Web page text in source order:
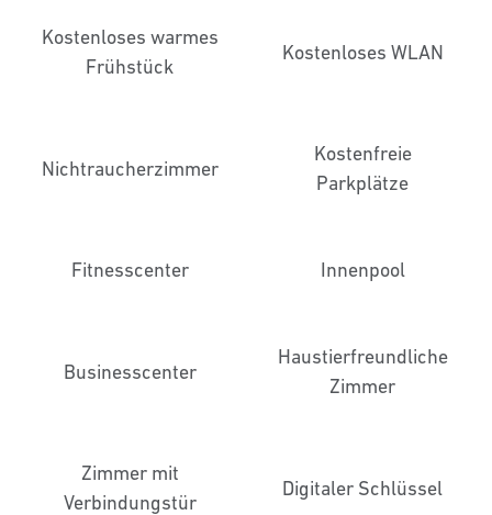
Kostenloses warmes
Frühstück
Kostenloses WLAN
Nichtraucher­zimmer
Kostenfreie
Parkplätze
Fitnesscenter Innenpool
Business­center
Haustier­freundliche
Zimmer
Zimmer mit
Verbindungstür
Digitaler Schlüssel